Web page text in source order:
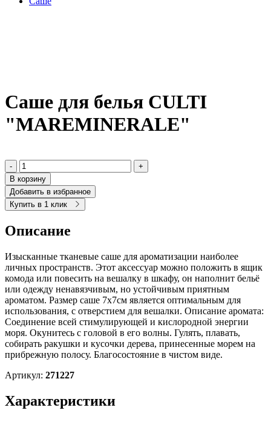
Саше для белья CULTI
"MAREMINERALE"
-
+
В корзину
Добавить в избранное
Купить в 1 клик
Описание
Изысканные тканевые саше для ароматизации наиболее
личных пространств. Этот аксессуар можно положить в ящик
комода или повесить на вешалку в шкафу, он наполнит бельё
или одежду ненавязчивым, но устойчивым приятным
ароматом. Размер саше 7х7см является оптимальным для
использования, с отверстием для вешалки. Описание аромата:
Соединение всей стимулирующей и кислородной энергии
моря. Окунитесь с головой в его волны. Гулять, плавать,
собирать ракушки и кусочки дерева, принесенные морем на
прибрежную полосу. Благосостояние в чистом виде.
Артикул: 271227
Характеристики